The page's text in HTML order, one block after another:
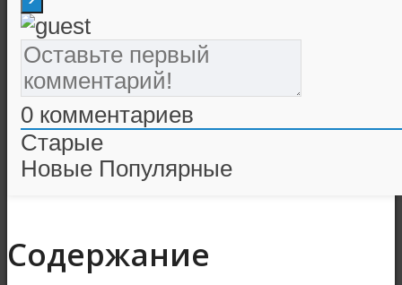
0 комментариев
Старые
Новые Популярные
Содержание